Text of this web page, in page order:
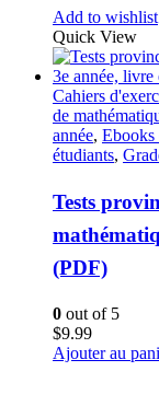
Add to wishlist
Quick View
Cahiers
de
année, Ebooks
étudiants,
Tests
(PDF)
0 out of 5
$9.99
Ajouter au